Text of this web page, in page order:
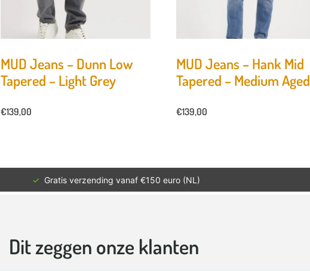
MUD Jeans – Dunn Low
Tapered – Light Grey
€139,00
MUD Jeans – Hank Mid
Tapered – Medium Aged
€139,00
✓ Gratis verzending vanaf €150 euro (NL)
Dit zeggen onze klanten